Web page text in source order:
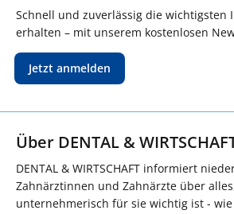
Schnell und zuverlässig die wichtigsten
erhalten – mit unserem kostenlosen
Jetzt anmelden
Über DENTAL &
DENTAL & WIRTSCHAFT informiert
Zahnärztinnen und Zahnärzte über
unternehmerisch für sie wichtig ist -